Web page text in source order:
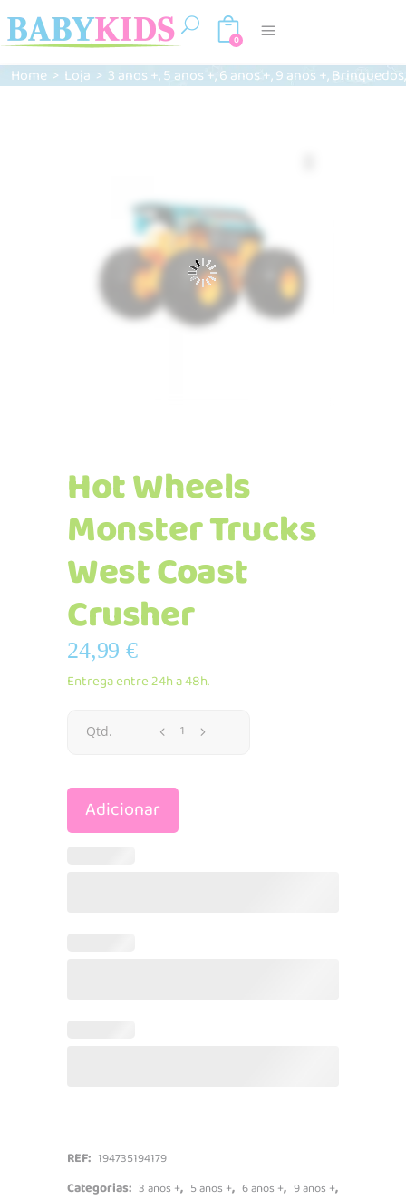
0
Home > Loja > 3 anos +,5 anos +,6 anos +,9 anos +,Brinquedos
Hot Wheels
Monster Trucks
West Coast
Crusher
24,99€
Entrega entre 24h a 48h.
Hot
Monster
Qtd.
Adicionar
REF: 194735194179
Categorias: 3 anos +, 5 anos +, 6 anos +, 9 anos +,